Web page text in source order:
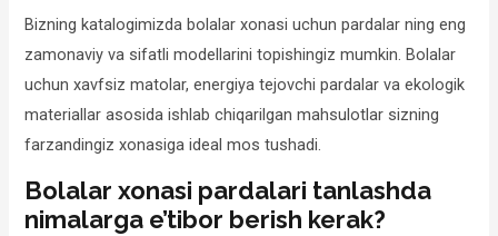
Bizning katalogimizda bolalar xonasi uchun pardalar ning eng
zamonaviy va sifatli modellarini topishingiz mumkin. Bolalar
uchun xavfsiz matolar, energiya tejovchi pardalar va ekologik
materiallar asosida ishlab chiqarilgan mahsulotlar sizning
farzandingiz xonasiga ideal mos tushadi.
Bolalar xonasi pardalari tanlashda
nimalarga e’tibor berish kerak?